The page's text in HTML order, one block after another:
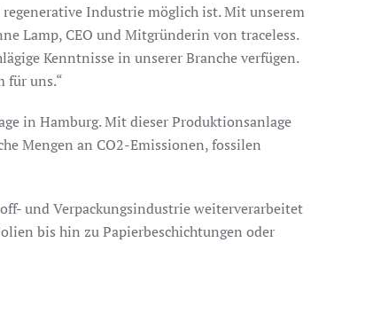
Industrie möglich ist. Mit unserem
Lamp, CEO und Mitgründerin von traceless.
Kenntnisse in unserer Branche verfügen.
für uns.“
in Hamburg. Mit dieser Produktionsanlage
Mengen an CO2-Emissionen, fossilen
und Verpackungsindustrie weiterverarbeitet
bis hin zu Papierbeschichtungen oder